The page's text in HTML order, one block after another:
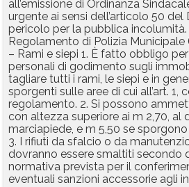
all’emissione di Ordinanza
urgente ai sensi dell’articolo 50 del
pericolo per la pubblica incolumità.
Regolamento di Polizia Municipale
– Rami e siepi 1. È fatto obbligo
personali di godimento sugli
tagliare tutti i rami, le siepi e in
sporgenti sulle aree di cui all’art. 1,
regolamento. 2. Si possono
con altezza superiore ai m 2,70, al
marciapiede, e m 5,50 se
3. I rifiuti da sfalcio o da
dovranno essere smaltiti secondo
normativa prevista per il
eventuali sanzioni accessorie agli